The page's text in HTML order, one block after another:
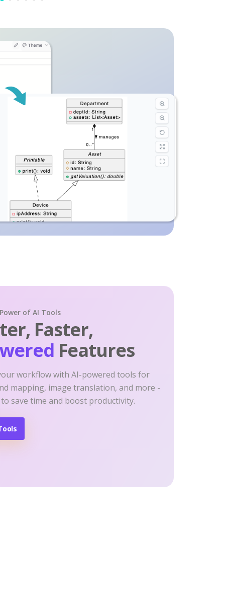
of AI Tools
Faster,
Features
workflow with AI-powered tools for
mapping, image translation, and more -
save time and boost productivity.